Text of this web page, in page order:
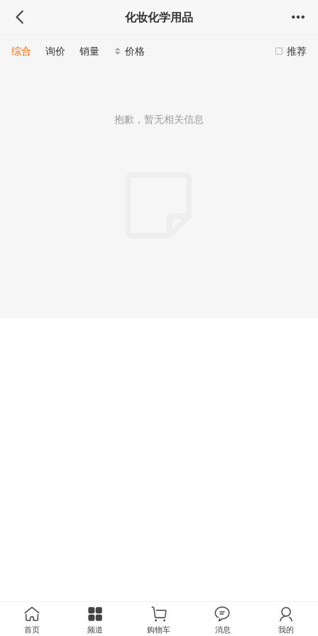
化妆化学用品
推荐
综合 询价 销量 价格
抱歉，暂无相关信息
首页 频道 购物车 消息 我的